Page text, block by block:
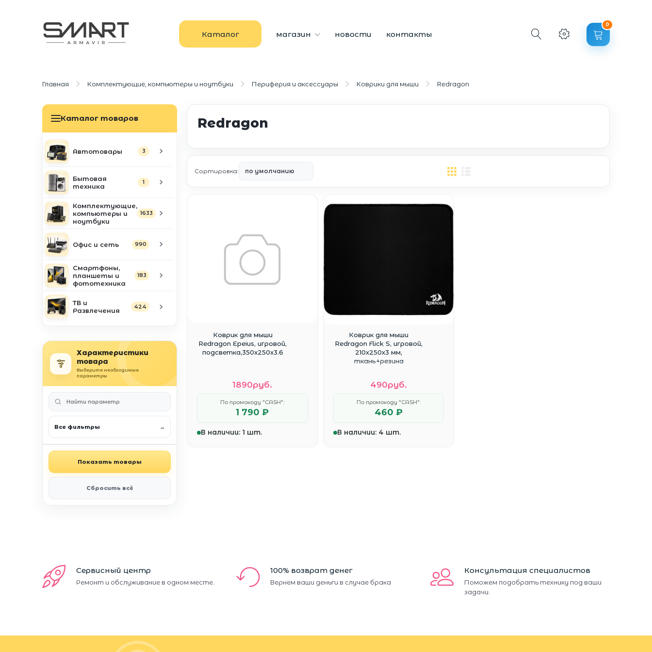
Каталог магазин новости контакты
0
Главная Комплектующие, компьютеры и ноутбуки Периферия и аксессуары Коврики для мыши Redragon
Каталог товаров
Автотовары 3
Бытовая
техника
1
Комплектующие,
компьютеры и
ноутбуки
1633
Офис и сеть 990
Смартфоны,
планшеты и
фототехника
183
ТВ и
Развлечения
424
Характеристики
товара
Выберите необходимые
параметры
Все фильтры →
Показать товары
Сбросить всё
Redragon
Сортировка:
Коврик для мыши
Redragon Epeius, игровой,
подсветка,350x250x3.6
1890руб.
По промокоду "CASH":
1 790 ₽
В наличии: 1 шт.
Коврик для мыши
Redragon Flick S, игровой,
210х250х3 мм,
ткань+резина
490руб.
По промокоду "CASH":
460 ₽
В наличии: 4 шт.
Сервисный центр
Ремонт и обслуживание в одном месте.
100% возврат денег
Вернем ваши деньги в случае брака
Консультация специалистов
Поможем подобрать технику под ваши
задачи.